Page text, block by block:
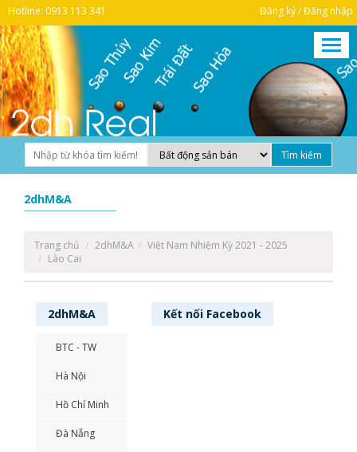
Hotline: 0913 113 341 Đăng ký / Đăng nhập
2dhM&A
Trang chủ 2dhM&A
Việt Nam Nhiệm Kỳ 2021 - 2025
Lào Cai
2dhM&A
BTC - TW
Hà Nội
Hồ Chí Minh
Đà Nẵng
Kết nối Facebook